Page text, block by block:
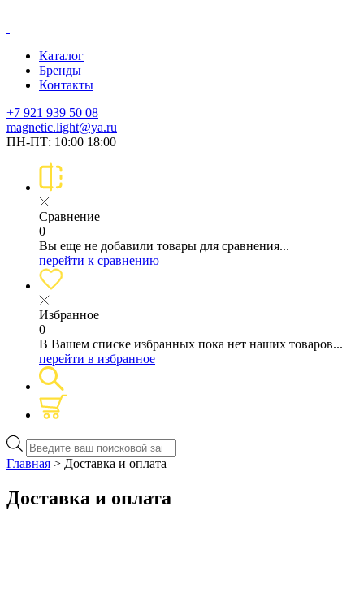
Каталог
Бренды
Контакты
+7 921 939 50 08
magnetic.light@ya.ru
ПН-ПТ: 10:00 18:00
Сравнение
0
Вы еще не добавили товары для сравнения...
перейти к сравнению
Избранное
0
В Вашем списке избранных пока нет наших товаров...
перейти в избранное
Поиск
товаров
Главная > Доставка и оплата
Доставка и оплата